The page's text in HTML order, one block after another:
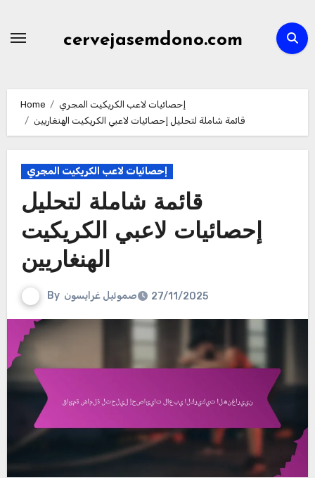
cervejasemdono.com
Home
إحصائيات لاعب الكريكيت المجري
قائمة شاملة لتحليل إحصائيات لاعبي الكريكيت الهنغاريين
إحصائيات لاعب الكريكيت المجري
قائمة شاملة لتحليل
إحصائيات لاعبي الكريكيت
الهنغاريين
By صموئيل غرايسون 27/11/2025